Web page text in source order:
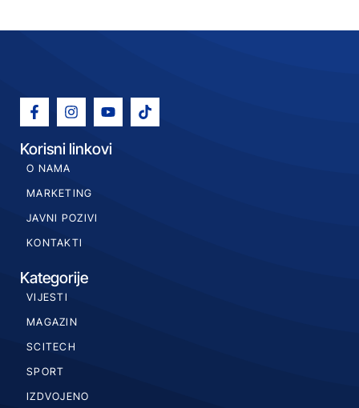
Korisni linkovi
O NAMA
MARKETING
JAVNI POZIVI
KONTAKTI
Kategorije
VIJESTI
MAGAZIN
SCITECH
SPORT
IZDVOJENO